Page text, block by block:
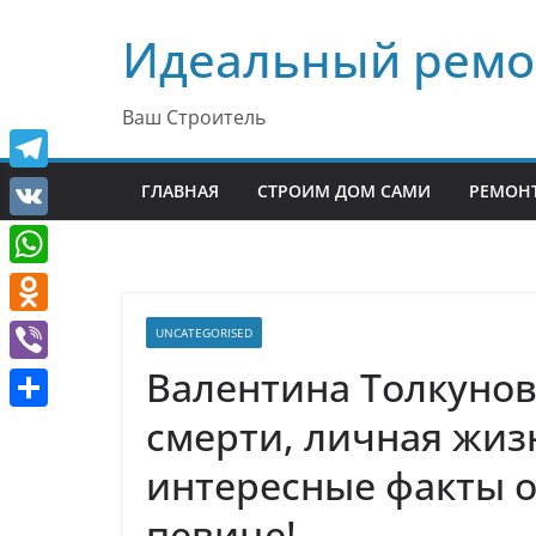
содержимомуИдеальный
Ваш Строитель
ГЛАВНАЯ СТРОИМ ДОМ САМИ
UNCATEGORISED
Валентина
смерти, личная
интересные факты
T
e
l
e
g
r
V
K
W
h
a
t
O
d
n
V